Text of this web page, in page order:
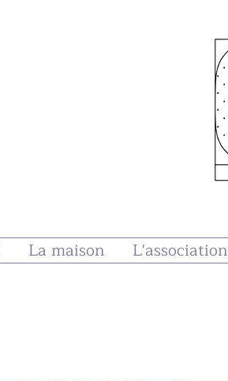
La maison L'association